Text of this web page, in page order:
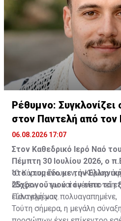
Διαβάστε επίσης: ΒΙΝΤΕΟ: Η
επίθεσης με μολότοφ στη
ΦΩΤΟ: Τα ντοκουμέντα που
για τις δολοφονίες στη Marfin
Πηγή: ΑΠΕ-ΜΠΕ
Ρέθυμνο: Συγκλονίζει
στον Παντελή από τον
06.08.2026 17:07
Στον Καθεδρικό Ιερό Ναό
Πέμπτη 30 Ιουλίου 2026, ο
στο ντυμένο με την
25χρονου γιού του είπε τα
"Ο Κύριος ἔδωκεν, ὁ Κύριος
ἔδοξεν, οὕτω καὶ ἐγένετο· εἴη
εὐλογημένον.
Παντελή μας πολυαγαπημένε,
Τούτη σήμερα, η μεγάλη